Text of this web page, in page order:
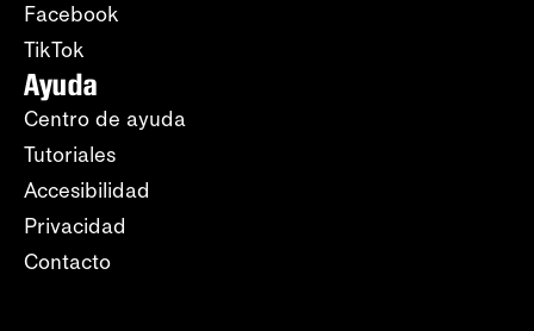
Facebook
TikTok
Ayuda
Centro de ayuda
Tutoriales
Accesibilidad
Privacidad
Contacto